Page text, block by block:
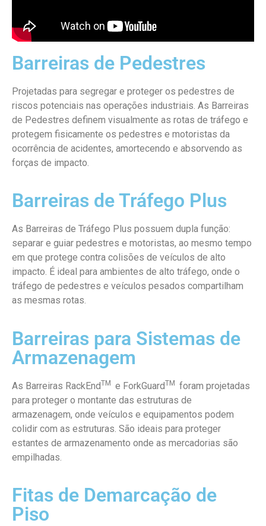
Barreiras de Pedestres
Projetadas para segregar e proteger os pedestres de
riscos potenciais nas operações industriais. As Barreiras
de Pedestres definem visualmente as rotas de tráfego e
protegem fisicamente os pedestres e motoristas da
ocorrência de acidentes, amortecendo e absorvendo as
forças de impacto.
Barreiras de Tráfego Plus
As Barreiras de Tráfego Plus possuem dupla função:
separar e guiar pedestres e motoristas, ao mesmo tempo
em que protege contra colisões de veículos de alto
impacto. É ideal para ambientes de alto tráfego, onde o
tráfego de pedestres e veículos pesados compartilham
as mesmas rotas.
Barreiras para Sistemas de
Armazenagem
As Barreiras RackEndTM e ForkGuardTM foram projetadas
para proteger o montante das estruturas de
armazenagem, onde veículos e equipamentos podem
colidir com as estruturas. São ideais para proteger
estantes de armazenamento onde as mercadorias são
empilhadas.
Fitas de Demarcação de
Piso